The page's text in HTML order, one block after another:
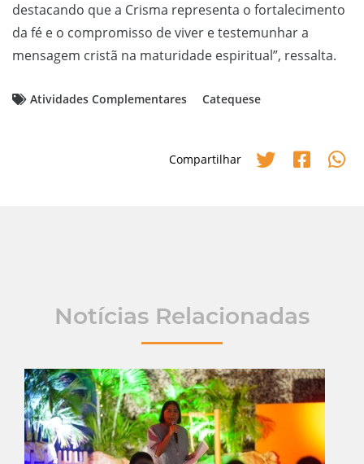
destacando que a Crisma representa o fortalecimento
da fé e o compromisso de viver e testemunhar a
mensagem cristã na maturidade espiritual”, ressalta.
Atividades Complementares Catequese
Compartilhar
Notícias Relacionadas